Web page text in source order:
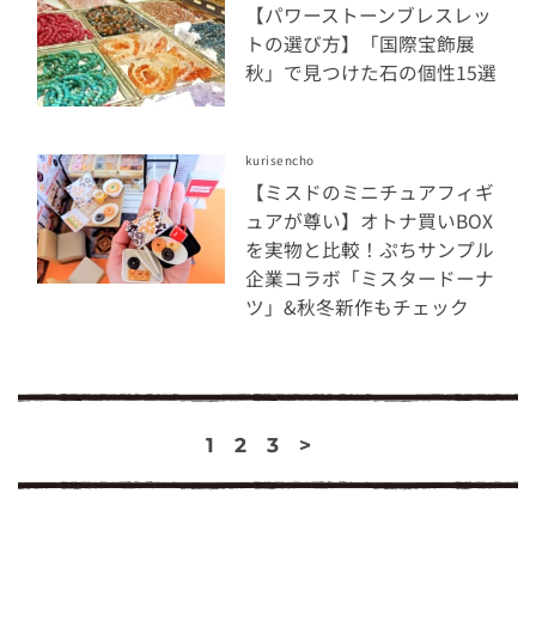
【パワーストーンブレスレッ
トの選び方】「国際宝飾展
秋」で見つけた石の個性15選
kurisencho
【ミスドのミニチュアフィギ
ュアが尊い】オトナ買いBOX
を実物と比較！ぷちサンプル
企業コラボ「ミスタードーナ
ツ」&秋冬新作もチェック
1 2 3 >